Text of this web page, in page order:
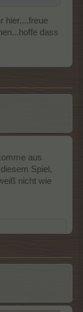
hier....freue
dass
aus
Spiel,
nicht wie